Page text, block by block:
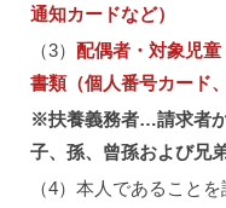
通知カードなど）
（3） 配偶者・対象児
書類（個人番号カード
※扶養義務者…請求者か
子、孫、曾孫および兄
（4）本人であること